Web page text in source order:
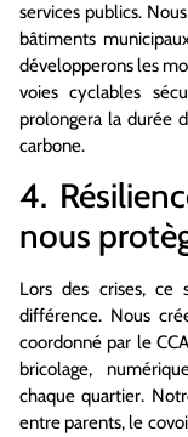
services publics.
bâtiments
développerons les
voies cyclables
prolongera la durée
carbone.
4.
nous
Lors des crises, ce
différence. Nous
coordonné par le
bricolage,
chaque quartier.
entre parents, le